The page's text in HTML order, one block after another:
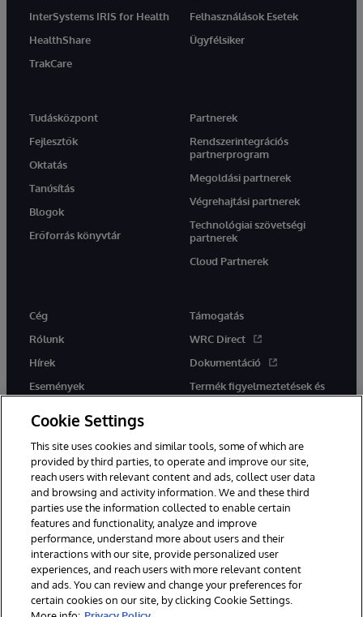
InterSystems IRIS for Health
HealthShare
TrakCare
Felhasználások Esetek
Ügyfélsiker
Tudásközpont
Fejlesztők
Oktatás
Tanúsítás
Blogok
Erőforrás könyvtár
Partnerek
Rendszerintegrációs
partnerprogram
Megoldási partnerek
Végrehajtási partnerek
Technológiai szövetségi
partnerek
Cloud Partnerek
Cég
Rólunk
Hírek
Események
Támogatás
WRC Direct
Dokumentáció
Termék figyelmeztetések és
tanácsok
Ez a weboldal gépi fordítást használ. Bármilyen fordítási konfliktus
esetén az oldal angol nyelvű változata élvez elsőbbséget.
© 1996-2026 InterSystems Corporation, Boston, MA. Minden jog
fenntartva.
Értesítések/Feltételek és feltételek
Adatvédelmi nyilatkozat
Garancia
Hozzáférhetőség
Cookie Settings
This site uses cookies and similar tools, some of which are
provided by third parties, to operate and improve our site,
reach users with relevant content and ads, collect user data
and browsing and activity information. We and these third
parties use the information collected to enable certain
features and functionality, analyze and improve
performance, understand more about users and their
interactions with our site, provide personalized user
experiences, and reach users with more relevant content
and ads. You can review and change your preferences for
certain cookies on our site, by clicking Cookie Settings.